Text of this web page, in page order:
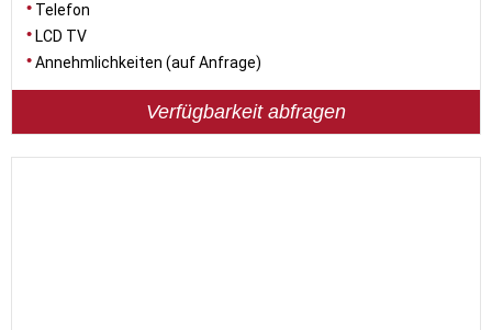
Telefon
LCD TV
Annehmlichkeiten (auf Anfrage)
Verfügbarkeit abfragen